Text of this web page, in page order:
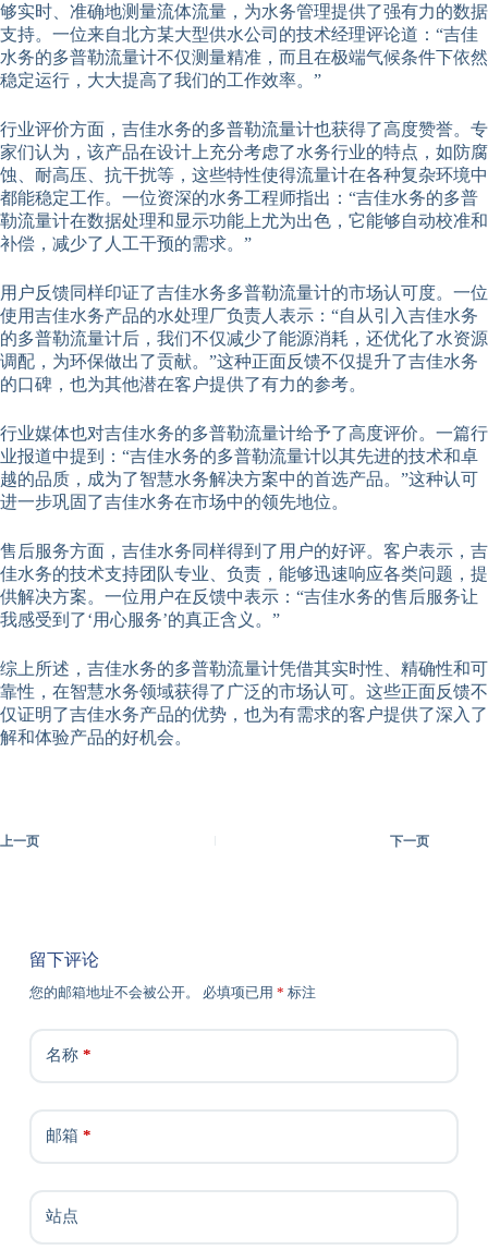
够实时、准确地测量流体流量，为水务管理提供了强有力的数据
支持。一位来自北方某大型供水公司的技术经理评论道：“吉佳
水务的多普勒流量计不仅测量精准，而且在极端气候条件下依然
稳定运行，大大提高了我们的工作效率。”
行业评价方面，吉佳水务的多普勒流量计也获得了高度赞誉。专
家们认为，该产品在设计上充分考虑了水务行业的特点，如防腐
蚀、耐高压、抗干扰等，这些特性使得流量计在各种复杂环境中
都能稳定工作。一位资深的水务工程师指出：“吉佳水务的多普
勒流量计在数据处理和显示功能上尤为出色，它能够自动校准和
补偿，减少了人工干预的需求。”
用户反馈同样印证了吉佳水务多普勒流量计的市场认可度。一位
使用吉佳水务产品的水处理厂负责人表示：“自从引入吉佳水务
的多普勒流量计后，我们不仅减少了能源消耗，还优化了水资源
调配，为环保做出了贡献。”这种正面反馈不仅提升了吉佳水务
的口碑，也为其他潜在客户提供了有力的参考。
行业媒体也对吉佳水务的多普勒流量计给予了高度评价。一篇行
业报道中提到：“吉佳水务的多普勒流量计以其先进的技术和卓
越的品质，成为了智慧水务解决方案中的首选产品。”这种认可
进一步巩固了吉佳水务在市场中的领先地位。
售后服务方面，吉佳水务同样得到了用户的好评。客户表示，吉
佳水务的技术支持团队专业、负责，能够迅速响应各类问题，提
供解决方案。一位用户在反馈中表示：“吉佳水务的售后服务让
我感受到了‘用心服务’的真正含义。”
综上所述，吉佳水务的多普勒流量计凭借其实时性、精确性和可
靠性，在智慧水务领域获得了广泛的市场认可。这些正面反馈不
仅证明了吉佳水务产品的优势，也为有需求的客户提供了深入了
解和体验产品的好机会。
上一页 下一页
留下评论
您的邮箱地址不会被公开。 必填项已用 * 标注
名称*
邮箱 *
站点